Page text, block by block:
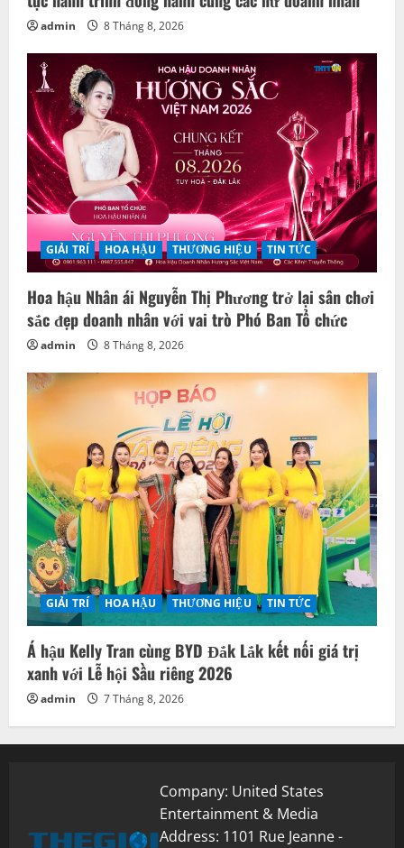
admin 8 Tháng 8, 2026
GIẢI TRÍ HOA HẬU THƯƠNG HIỆU TIN TỨC
Hoa hậu Nhân ái Nguyễn Thị Phương trở lại sân chơi
sắc đẹp doanh nhân với vai trò Phó Ban Tổ chức
admin 8 Tháng 8, 2026
GIẢI TRÍ HOA HẬU THƯƠNG HIỆU TIN TỨC
Á hậu Kelly Tran cùng BYD Đắk Lắk kết nối giá trị
xanh với Lễ hội Sầu riêng 2026
admin 7 Tháng 8, 2026
Company: United States
Entertainment & Media
Address: 1101 Rue Jeanne -